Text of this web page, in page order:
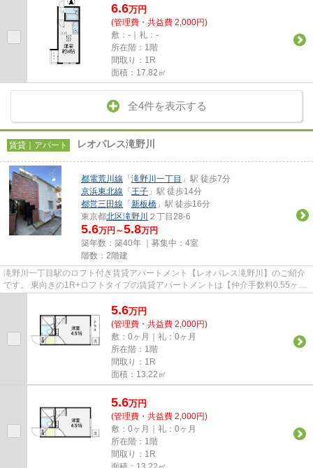
6.6万円
(管理費・共益費 2,000円)
敷：-｜礼：-
所在階：1階
間取り：1R
面積：17.82㎡
全4件を表示する
賃貸｜アパート レオパレス滝野川
都電荒川線 「 滝野川一丁目 」駅 徒歩7分
京浜東北線 「 王子 」駅 徒歩14分
都営三田線 「 新板橋 」駅 徒歩16分
東京都北区滝野川 ２丁目28-6
5.6万円～5.8万円
築年数：築40年 ｜募集中： 4室
階数：2階建
滝野川一丁目駅のロフト付き賃貸アパートメント【レオパレス滝野川】のご紹介
です。 東向きの1R+ロフトタイプの賃貸アパートメントは【仲介手数料0.55ヶ
5.6万円
(管理費・共益費 2,000円)
敷：0ヶ月｜礼：0ヶ月
所在階：1階
間取り：1R
面積：13.22㎡
5.6万円
(管理費・共益費 2,000円)
敷：0ヶ月｜礼：0ヶ月
所在階：1階
間取り：1R